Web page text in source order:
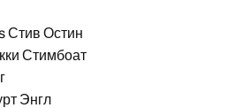
Стив Остин
Стимбоат
Энгл